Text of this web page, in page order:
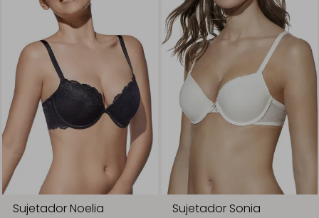
Sujetador Noelia Sujetador Sonia